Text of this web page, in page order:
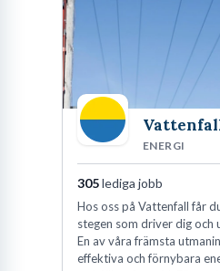
ENERGI
305lediga jobb
Hos oss på Vattenfall får
stegen som driver dig och
En av våra främsta
effektiva och förnybara